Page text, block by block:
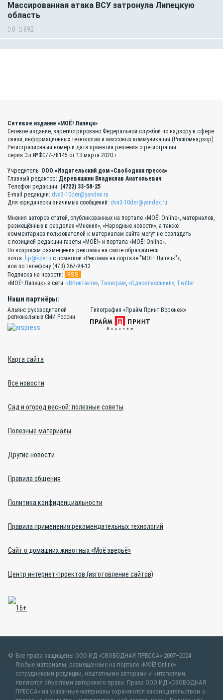
Массированная атака ВСУ затронула Липецкую
область
0 892
Сетевое издание «МОЁ! Липецк»
Сетевое издание, зарегистрировано Федеральной службой по надзору в сфере
связи, информационных технологий и массовых коммуникаций (Роскомнадзор).
Регистрационный номер и дата принятия решения о регистрации:
серия Эл №ФС77-78145 от 13 марта 2020 г.
Учредитель: ООО «Издательский дом «Свободная пресса»
Главный редактор: Деревяшкин Владислав Анатольевич
Телефон редакции: (4722) 33-58-25
E-mail редакции: dva3-10der@yandex.ru
Для юридически значимых сообщений: dva3-10der@yandex.ru
Мнения авторов статей, опубликованных на портале «МОЁ! Online», материалов,
размещённых в разделах «Мнения», «Народные новости», а также
комментариев пользователей к материалам сайта могут не совпадать
с позицией редакции газеты «МОЁ!» и портала «МОЁ! Online».
По вопросам размещения рекламы на сайте обращайтесь:
почта: lip@kpv.ru с пометкой «Реклама на портале "МОЁ! Липецк"»,
или по телефону (473) 267-94-13
Подписка на новости:
RSS
«МОЁ! Липецк» в сети: «ВКонтакте», Телеграм, «Одноклассники», Twitter
Наши партнёры:
Альянс руководителей
региональных СМИ России
Типография «Прайм Принт Воронеж»
Карта сайта
Все новости
Сад и огород весной: полезные советы
Полезные материалы
Другие новости
Правила общения
Политика конфиденциальности
Правила применения рекомендательных технологий
Сайт о домашних животных «Моё зверьё»
Центр интернет-проектов (изготовление сайтов)
Все права защищены ООО ИД «СВОБОДНАЯ ПРЕССА» 2007–2024
Любые материалы, размещенные на портале «МОЁ! Online»
сотрудниками редакции, нештатными авторами и читателями,
являются объектами авторского права. Права ООО ИД «СВОБОДНАЯ
ПРЕССА» на указанные материалы охраняются законодательством о